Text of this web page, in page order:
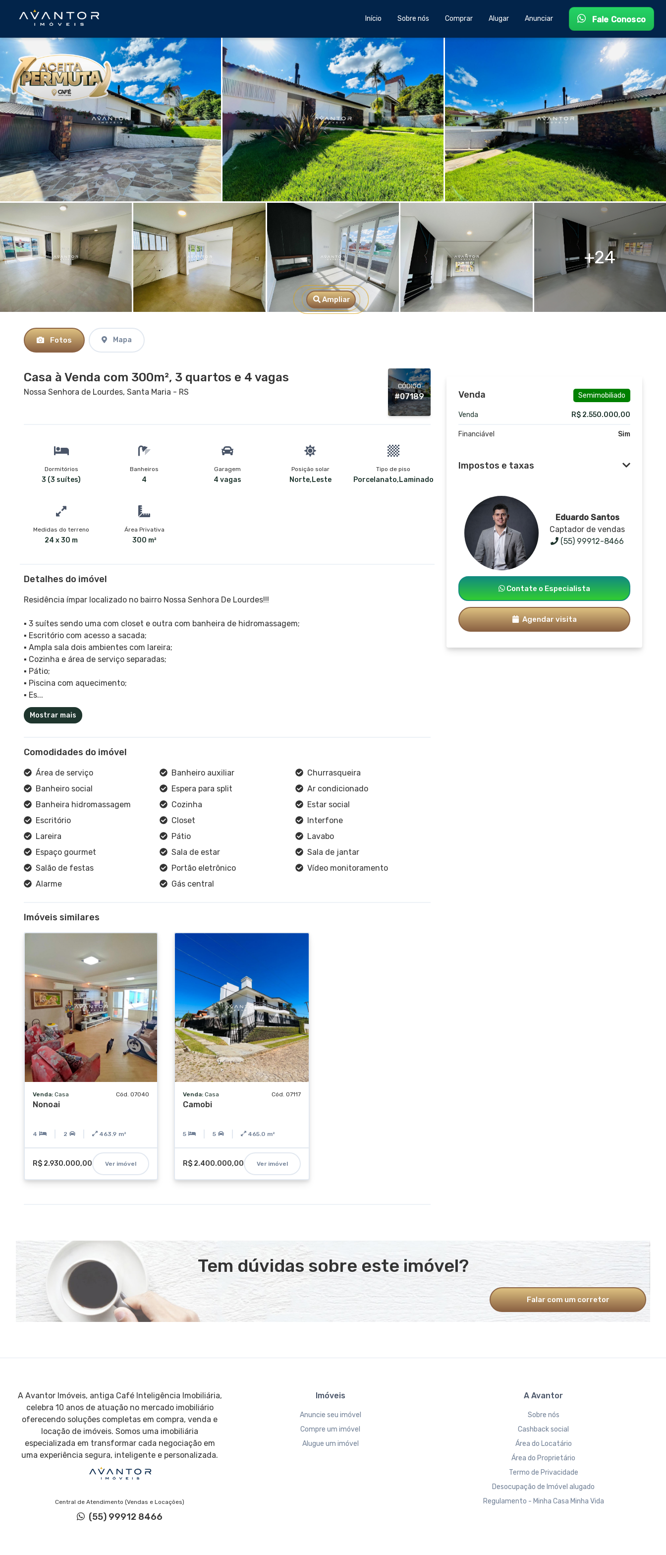
Início Sobre nós Comprar Alugar Anunciar Fale Conosco
24
Ampliar
Fotos Mapa
Casa à Venda com 300m², 3 quartos e 4 vagas
Nossa Senhora de Lourdes, Santa Maria - RS
CÓDIGO
#07189
Dormitórios
3 (3 suítes)
Banheiros
4
Garagem
4 vagas
Posição solar
Norte,Leste
Tipo de piso
Porcelanato,Laminado
Medidas do terreno
24 x 30 m
Área Privativa
300 m²
Detalhes do imóvel
Residência ímpar localizado no bairro Nossa Senhora De Lourdes!!!
▪️ 3 suítes sendo uma com closet e outra com banheira de hidromassagem;
▪️ Escritório com acesso a sacada;
▪️ Ampla sala dois ambientes com lareira;
▪️ Cozinha e área de serviço separadas;
▪️ Pátio;
▪️ Piscina com aquecimento;
▪️ Es...
Mostrar mais
Comodidades do imóvel
Área de serviço Banheiro auxiliar
Churrasqueira
Banheiro social
Espera para split
Ar condicionado
Banheira hidromassagem
Cozinha
Estar social
Escritório
Closet
Interfone
Lareira
Pátio
Lavabo
Espaço gourmet
Sala de estar
Sala de jantar
Salão de festas
Portão eletrônico
Vídeo monitoramento
Alarme
Gás central
Imóveis similares
Venda: Casa Cód. 07040
Nonoai
4 2 463.9 m²
R$ 2.930.000,00 Ver imóvel
Venda: Casa Cód. 07117
Camobi
5 5 465.0 m²
R$ 2.400.000,00 Ver imóvel
Venda Semimobiliado
Venda R$ 2.550.000,00
Financiável Sim
Impostos e taxas
Eduardo Santos
Captador de vendas
(55) 99912-8466
Contate o Especialista
Agendar visita
Tem dúvidas sobre este imóvel?
Falar com um corretor
A Avantor Imóveis, antiga Café Inteligência Imobiliária,
celebra 10 anos de atuação no mercado imobiliário
oferecendo soluções completas em compra, venda e
locação de imóveis. Somos uma imobiliária
especializada em transformar cada negociação em
uma experiência segura, inteligente e personalizada.
Central de Atendimento (Vendas e Locações)
(55) 99912 8466
Imóveis
Anuncie seu imóvel
Compre um imóvel
Alugue um imóvel
A Avantor
Sobre nós
Cashback social
Área do Locatário
Área do Proprietário
Termo de Privacidade
Desocupação de Imóvel alugado
Regulamento - Minha Casa Minha Vida